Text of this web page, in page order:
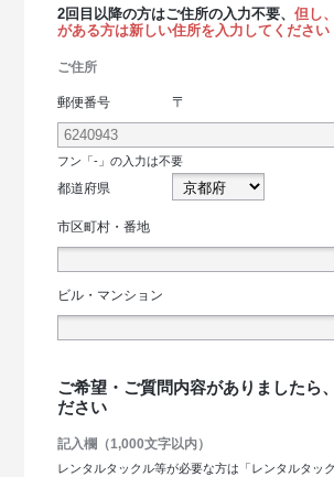
2回目以降の方はご住所の入力不要、但し
がある方は新しい住所を入力してください
ご住所
郵便番号 〒
フン「-」の入力は不要
都道府県
市区町村・番地
ビル・マンション
ご希望・ご質問内容がありましたら
ださい
記入欄（1,000文字以内）
レンタルタックル等が必要な方は「レンタルタッ